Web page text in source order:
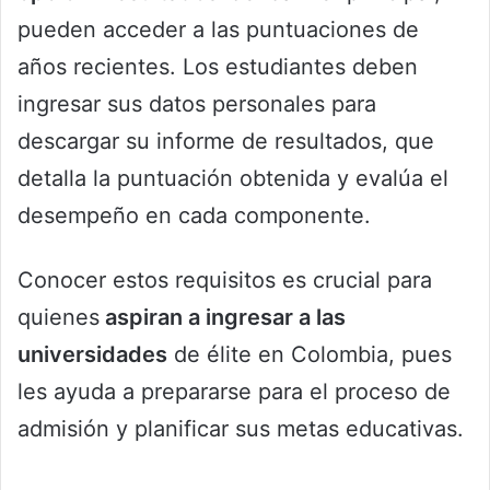
pueden acceder a las puntuaciones de
años recientes. Los estudiantes deben
ingresar sus datos personales para
descargar su informe de resultados, que
detalla la puntuación obtenida y evalúa el
desempeño en cada componente.
Conocer estos requisitos es crucial para
quienes aspiran a ingresar a las
universidades de élite en Colombia, pues
les ayuda a prepararse para el proceso de
admisión y planificar sus metas educativas.